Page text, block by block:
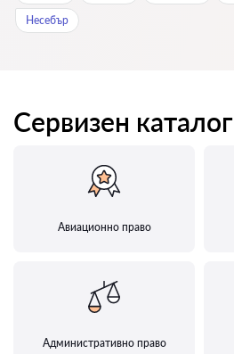
Нeсeбър
Сервизен каталог
Авиационно право
Административно право